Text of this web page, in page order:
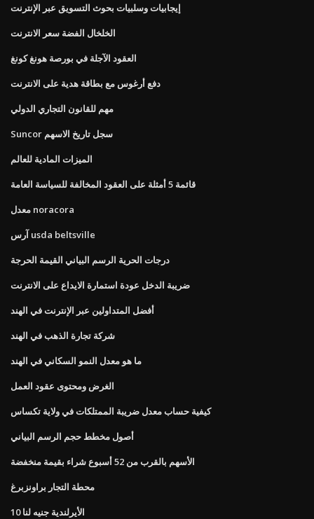
إيجابيات وسلبيات بحوث التسويق عبر الإنترنت
الخلخال الفضة سعر الانترنت
العقود الآجلة في بورصة هونغ كونغ
دفع أرغوس مع بطاقة هدية على الانترنت
مهم للقانون التجاري الدولي
Suncor سجل تاريخ الاسهم
الميزات المادية للعالم
قائمة 5 أمثلة على العقود المخالفة للسياسة العامة
معدل noracora
آرس usda beltsville
درجات الحرية الرسم البياني القيمة الحرجة
ضريبة الدخل عودة استمارة الايداع على الانترنت
أفضل المتداولين عبر الإنترنت في الهند
شركة تجارة الذهب في الهند
ما هو معدل النمو السكاني في الهند
الغرض ومحتوى عقود العمل
كيفية حساب معدل ضريبة الممتلكات في ولاية تكساس
أصول مخطط حجم الرسم البياني
الأسهم بالقرب من 52 أسبوع شراء بقيمة منخفضة
محطة التجار براونزبرغ
10 الأيرلندية جنيه لنا